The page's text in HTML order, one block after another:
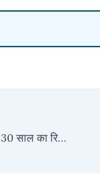
Gold Rate Today: सोने ने तोड़ा 30 साल का रिकॉर्ड, सस्ता हुआ सोना, अभी जाने 14 से 24 कैरेट गोल्ड का ताजा भाव